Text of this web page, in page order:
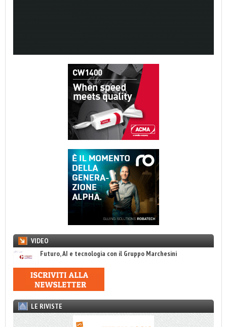
VIDEO
Futuro, AI e tecnologia con il Gruppo Marchesini
LE RIVISTE